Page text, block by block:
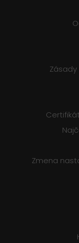
Zmena